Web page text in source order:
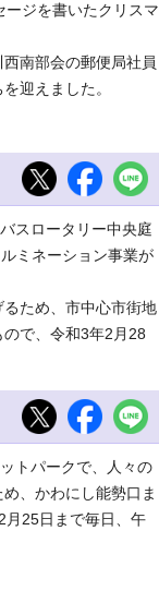
ジを書いたクリスマ
南部会の郵便局社員
迎えました。
スロータリー中央庭
ミネーション事業が
ため、市中心市街地
で、令和3年2月28
トパークで、人々の
、かわにし能勢口ま
月25日まで毎日、午